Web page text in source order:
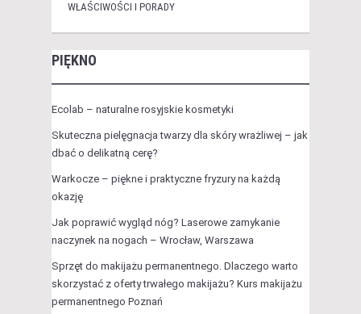
WŁAŚCIWOŚCI I PORADY
PIĘKNO
Ecolab – naturalne rosyjskie kosmetyki
Skuteczna pielęgnacja twarzy dla skóry wrażliwej – jak
dbać o delikatną cerę?
Warkocze – piękne i praktyczne fryzury na każdą
okazję
Jak poprawić wygląd nóg? Laserowe zamykanie
naczynek na nogach – Wrocław, Warszawa
Sprzęt do makijażu permanentnego. Dlaczego warto
skorzystać z oferty trwałego makijażu? Kurs makijażu
permanentnego Poznań